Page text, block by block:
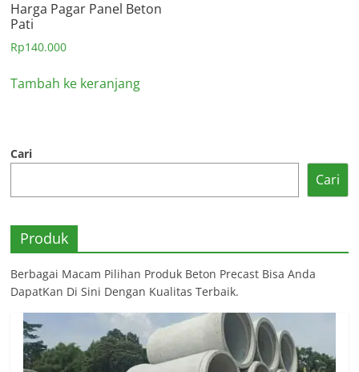
Harga Pagar Panel Beton
Pati
Rp140.000
Tambah ke keranjang
Cari
Cari
Produk
Berbagai Macam Pilihan Produk Beton Precast Bisa Anda
DapatKan Di Sini Dengan Kualitas Terbaik.